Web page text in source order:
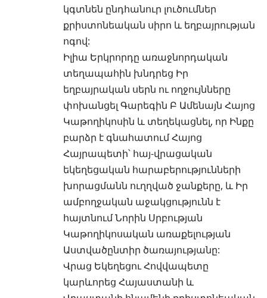
կգտնեն ընդհանուր լուծումներ
քրիստոնեական սիրո և եղբայրության
ոգով:
Իլիա Երկրորդը առաջնորդական
տեղապահին խնդրեց Իր
եղբայրական սերն ու ողջույնները
փոխանցել Գարեգին Բ Ամենայն Հայոց
Կաթողիկոսին և տեղեկացնել, որ Ինքը
բարձր է գնահատում Հայոց
Հայրապետի՝ հայ-վրացական
եկեղեցական հարաբերությունների
խորացմանն ուղղված ջանքերը, և Իր
ամբողջական աջակցությունն է
հայտնում Նորին Սրբության
Կաթողիկոսական առաքելության
Աստվածընտիր ծառայությանը:
Վրաց Եկեղեցու Հովվապետը
կարևորեց Հայաստանի և